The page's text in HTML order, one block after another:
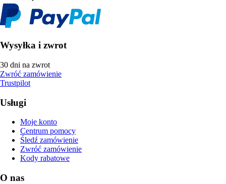
Wysyłka i zwrot
30 dni na zwrot
Zwróć zamówienie
Trustpilot
Usługi
Moje konto
Centrum pomocy
Śledź zamówienie
Zwróć zamówienie
Kody rabatowe
O nas